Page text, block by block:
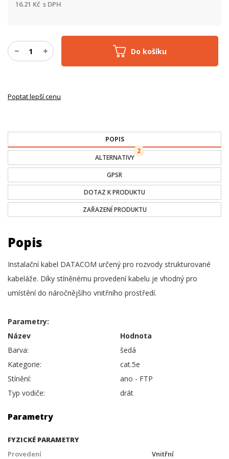
Do košíku
16.21 Kč s DPH
Poptat lepší cenu
POPIS
ALTERNATIVY
2
GPSR
DOTAZ K PRODUKTU
ZAŘAZENÍ PRODUKTU
Popis
Instalační kabel DATACOM určený pro rozvody strukturované
kabeláže. Díky stíněnému provedení kabelu je vhodný pro
umístění do náročnějšího vnitřního prostředí.
Parametry:
Název
Hodnota
Barva:
šedá
Kategorie:
cat.5e
Stínění:
ano - FTP
Typ vodiče:
drát
Parametry
FYZICKÉ PARAMETRY
Provedení
Vnitřní